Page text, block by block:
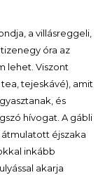
a villásreggeli,
óra az
lehet. Viszont
tejeskávé), amit
és
hívogat. A gábli
átmulatott éjszaka
inkább
akarja